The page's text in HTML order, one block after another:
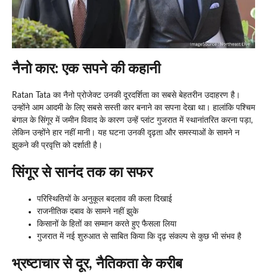
नैनो कार: एक सपने की कहानी
Ratan Tata का नैनो प्रोजेक्ट उनकी दूरदर्शिता का सबसे बेहतरीन उदाहरण है।
उन्होंने आम आदमी के लिए सबसे सस्ती कार बनाने का सपना देखा था। हालांकि पश्चिम
बंगाल के सिंगूर में जमीन विवाद के कारण उन्हें प्लांट गुजरात में स्थानांतरित करना पड़ा,
लेकिन उन्होंने हार नहीं मानी। यह घटना उनकी दृढ़ता और समस्याओं के सामने न
झुकने की प्रवृत्ति को दर्शाती है।
सिंगूर से सानंद तक का सफर
परिस्थितियों के अनुकूल बदलाव की कला दिखाई
राजनीतिक दबाव के सामने नहीं झुके
किसानों के हितों का सम्मान करते हुए फैसला लिया
गुजरात में नई शुरुआत से साबित किया कि दृढ़ संकल्प से कुछ भी संभव है
भ्रष्टाचार से दूर, नैतिकता के करीब